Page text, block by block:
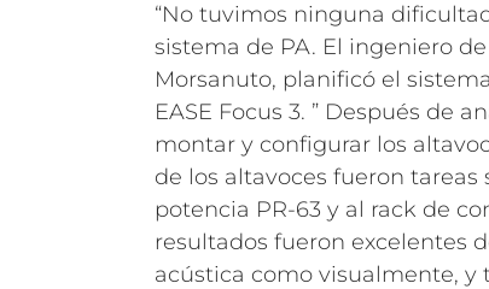
“No tuvimos ninguna
sistema de PA. El ingeniero
Morsanuto, planificó el
EASE Focus 3. ” Después de
montar y configurar los
de los altavoces fueron tareas
potencia PR-63 y al rack de
resultados fueron excelentes
acústica como visualmente,